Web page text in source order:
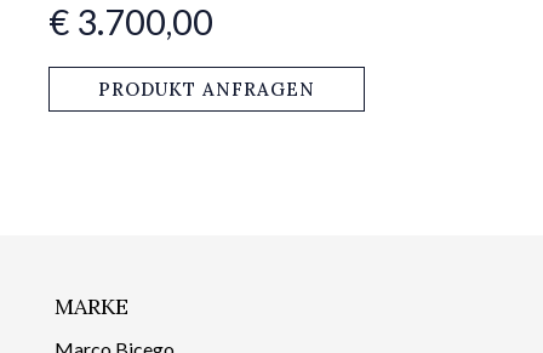
€ 3.700,00
PRODUKT ANFRAGEN
MARKE